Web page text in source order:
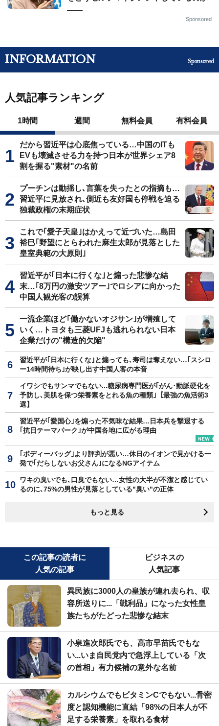
——
Sponsored
INFORMATION Sponsored
人気記事ランキング
1時間 週間 無料会員 有料会員
だから習近平は心底焦っている…中国のITも
EVも壊滅させる力を持つ日本が世界シェア8
割を握る"素材"の名前
プーチンは動揺し､言葉を失ったとの指摘も…
習近平に見放され､側近も友好国も停戦を迫る
独裁政権の末期症状
これで｢愛子天皇｣はかえって近づいた…島田
裕巳｢野望にとらわれた麻生太郎が見落とした
皇室典範の大原則｣
習近平が｢日本に行くな｣と煽った悲惨な結
末…｢8万円の激安ツアー｣でロシアに向かった
中国人観光客の誤算
一流企業ほど｢働かないオジサン｣が増殖して
いく…トヨタも三菱UFJも逃れられない日本
企業だけの"構造的欠陥"
習近平が｢日本に行くな｣と煽っても､寿司は奪えない…｢スシロ
ー14時間待ち｣が映し出す中国人客の本音
イワシでもサンマでもない...糖尿病専門医が｢がん･動脈硬化を
予防し､美肌を保つ栄養素をとれる魚の種類｣【最強の魚活術3
選】
習近平が｢愛国心｣を煽った不気味な結果…日本兵を撃退する
｢抗日テーマパーク｣が中国各地に広がる理由
｢ボディーバッグ｣より評判が悪い…休日のイオンで見かける一
発で｢だらしないお父さん｣になるNGアイテム
ワキの臭いでも､口臭でもない…女性の大半が不潔と感じてい
るのに､75%の男性が見落としている"臭い"の正体
もっと見る
この記事の読者に
人気の記事
ビジネスの
人気記事
異民族に3000人の皇族が連れ去られ、収
容所送りに...「戦利品」になった女性皇
族たちがたどった悲惨な結末
小泉進次郎氏でも、高市早苗氏でもな
い...いま自民党内で急浮上している「次
の首相」有力候補の意外な名前
カルシウムでもビタミンCでもない...骨密
度と認知機能に直結「98%の日本人が不
足する栄養素」を取れる食材